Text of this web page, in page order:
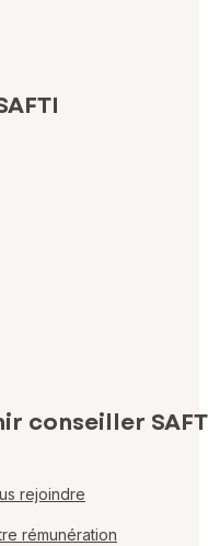
conseiller
rejoindre
rémunération